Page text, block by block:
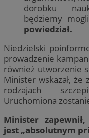
dorobku
będziemy
powiedział.
Niedzielski
prowadzenie
również utworzenie
Minister wskazał,
rodzajach
Uruchomiona
Minister
jest „absolutnym